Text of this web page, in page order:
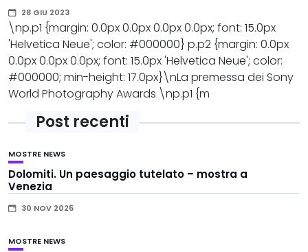
28 GIU 2023
\np.p1 {margin: 0.0px 0.0px 0.0px 0.0px; font: 15.0px
'Helvetica Neue'; color: #000000} p.p2 {margin: 0.0px
0.0px 0.0px 0.0px; font: 15.0px 'Helvetica Neue'; color:
#000000; min-height: 17.0px}\nLa premessa dei Sony
World Photography Awards \np.p1 {m
Post recenti
MOSTRE NEWS
Dolomiti. Un paesaggio tutelato – mostra a
Venezia
30 NOV 2025
MOSTRE NEWS